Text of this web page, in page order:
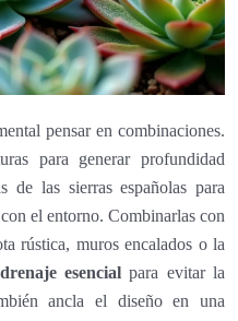
pensar en combinaciones.
para generar profundidad
de las sierras españolas para
el entorno. Combinarlas con
rústica, muros encalados o la
drenaje esencial para evitar la
ancla el diseño en una